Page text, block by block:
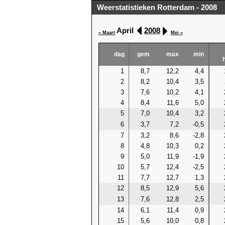
Weerstatistieken Rotterdam - 2008
« MaartApril 2008 Mei »
dag gem max min
1 8,7 12,2 4,4
2
8,2 10,4 3,5
3
7,6 10,2 4,1
4
8,4 11,6 5,0
5
7,0 10,4 3,2
6
3,7 7,2 -0,5
7
3,2 8,6 -2,8
8
4,8 10,3 0,2
9
5,0 11,9 -1,9
10
5,7 12,4 -2,5
11
7,7 12,7 1,3
12
8,5 12,9 5,6
13
7,6 12,8 2,5
14
6,1 11,4 0,9
15
5,6 10,0 0,8